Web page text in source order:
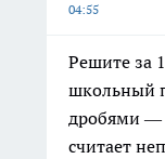
04:55
Решите за
школьный
дробями —
считает